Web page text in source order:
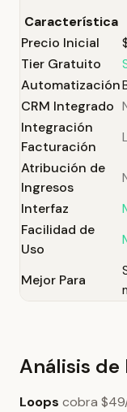
Característica
Precio Inicial
Tier Gratuito
Automatización
CRM Integrado
Integración
Facturación
Atribución de
Ingresos
Interfaz
Facilidad de
Uso
Mejor Para
Análisis de
Loops cobra